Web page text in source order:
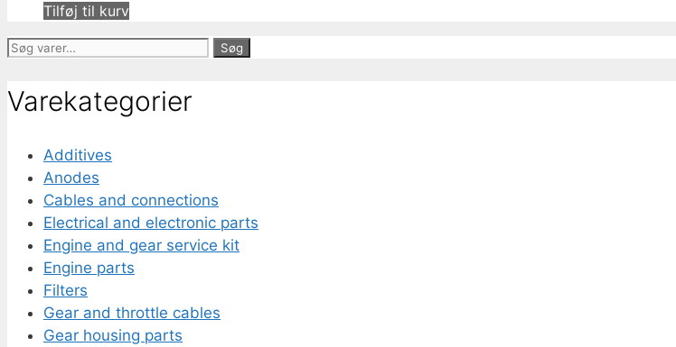
Tilføj til kurv
Søg
Søg
Varekategorier
Additives
Anodes
Cables and connections
Electrical and electronic parts
Engine and gear service kit
Engine parts
Filters
Gear and throttle cables
Gear housing parts